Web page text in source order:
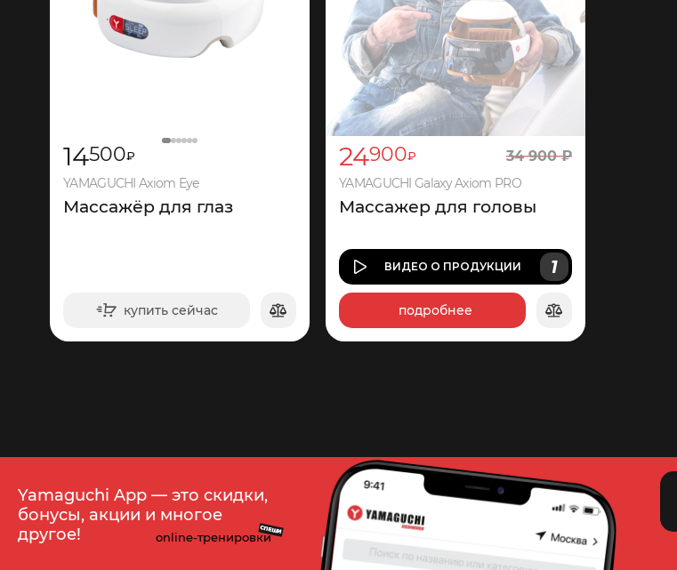
14500₽
YAMAGUCHI Axiom Eye
Массажёр для глаз
купить сейчас
в корзину
24900₽ 34 900₽
YAMAGUCHI Galaxy Axiom PRO
Массажер для головы
ВИДЕО О ПРОДУКЦИИ 1
подробнее
Yamaguchi App — это скидки,
бонусы, акции и многое
другое!
online-тренировки
СПЕШИ